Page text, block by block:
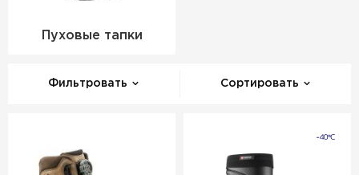
Пуховые тапки
Фильтровать Сортировать